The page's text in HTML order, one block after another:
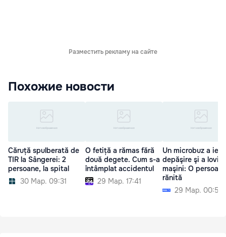
Разместить рекламу на сайте
Похожие новости
Căruță spulberată de
TIR la Sângerei: 2
persoane, la spital
30 Мар. 09:31
O fetiță a rămas fără
două degete. Cum s-a
întâmplat accidentul
29 Мар. 17:41
Un microbuz a
depăşire şi a lovit
maşini: O
rănită
29 Мар. 00:52